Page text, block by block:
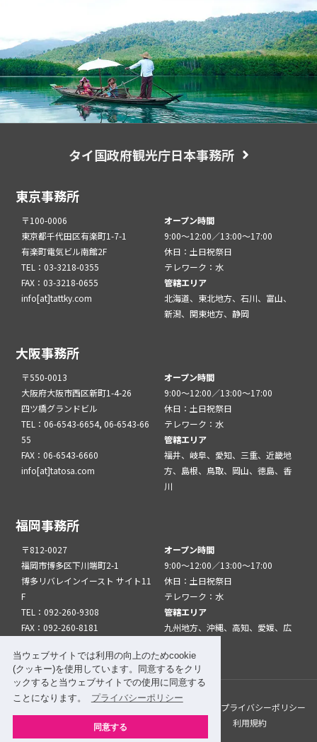
当ウェブサイトでは利用の向上のためcookie
(クッキー)を使用しています。同意するをクリ
ックすると当ウェブサイトでの使用に同意する
ことになります。
プライバシーポリシー
同意する
タイ国政府観光庁日本事務所
東京事務所
〒100-0006
東京都千代田区有楽町1-7-1
有楽町電気ビル南館2F
TEL：03-3218-0355
FAX：03-3218-0655
info[at]tattky.com
オープン時間
9:00～12:00／13:00～17:00
休日：土日祝祭日
テレワーク：水
管轄エリア
北海道、東北地方、石川、富山、
新潟、関東地方、静岡
大阪事務所
〒550-0013
大阪府大阪市西区新町1-4-26
四ツ橋グランドビル
TEL：06-6543-6654, 06-6543-66
55
FAX：06-6543-6660
info[at]tatosa.com
オープン時間
9:00～12:00／13:00～17:00
休日：土日祝祭日
テレワーク：水
管轄エリア
福井、岐阜、愛知、三重、近畿地
方、島根、鳥取、岡山、徳島、香
川
福岡事務所
〒812-0027
福岡市博多区下川端町2-1
博多リバレインイースト サイト11
F
TEL：092-260-9308
FAX：092-260-8181
オープン時間
9:00～12:00／13:00～17:00
休日：土日祝祭日
テレワーク：水
管轄エリア
九州地方、沖縄、高知、愛媛、広
このサイトについて
プライバシーポリシー
サイトマップ
関係機関・団体について 利用規約